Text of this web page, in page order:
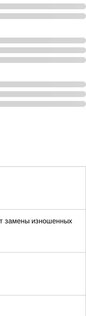
замены изношенных